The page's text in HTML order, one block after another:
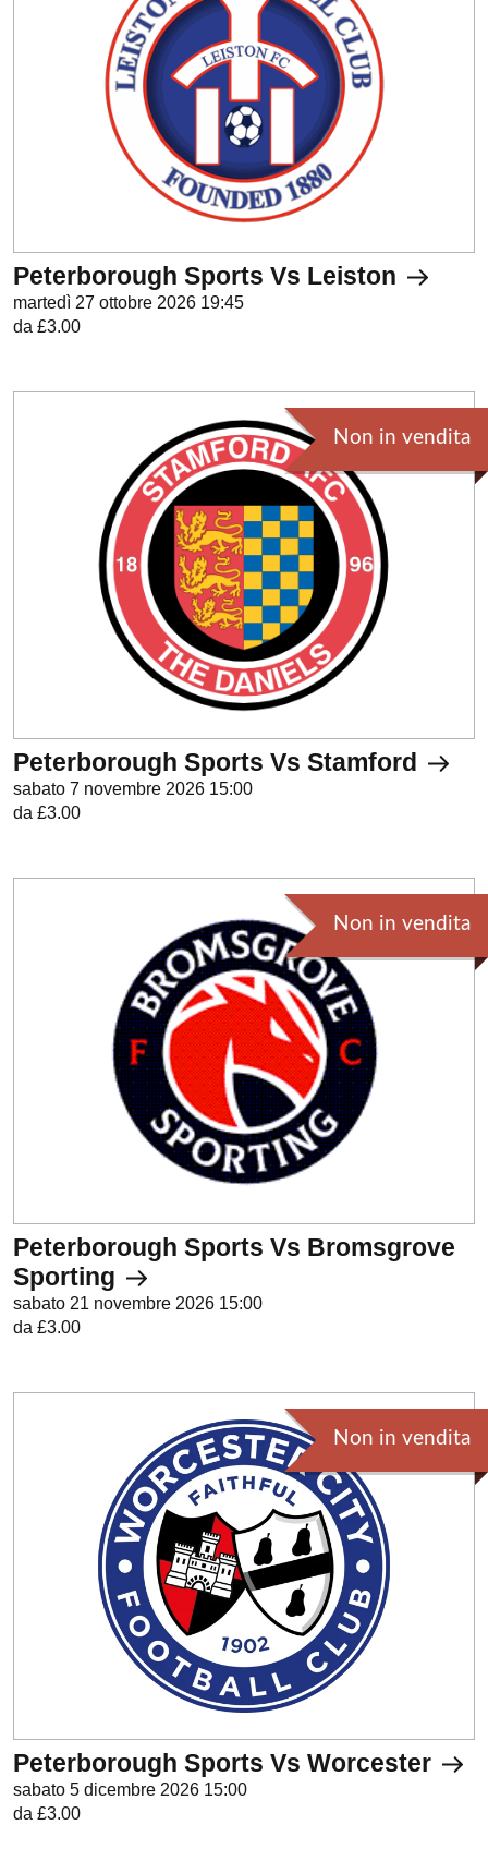
Peterborough Sports Vs Leiston
martedì 27 ottobre 2026 19:45
da £3.00
Non in vendita
Peterborough Sports Vs Stamford
sabato 7 novembre 2026 15:00
da £3.00
Non in vendita
Peterborough Sports Vs Bromsgrove
Sporting
sabato 21 novembre 2026 15:00
da £3.00
Non in vendita
Peterborough Sports Vs Worcester
sabato 5 dicembre 2026 15:00
da £3.00